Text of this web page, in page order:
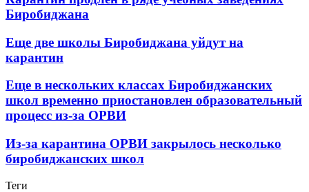
Биробиджана
Еще две школы Биробиджана уйдут на
карантин
Еще в нескольких классах Биробиджанских
школ временно приостановлен образовательный
процесс из-за ОРВИ
Из-за карантина ОРВИ закрылось несколько
биробиджанских школ
Теги